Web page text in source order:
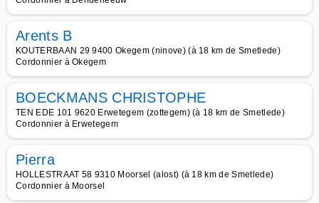
Arents B
KOUTERBAAN 29 9400 Okegem (ninove) (à 18 km de Smetlede)
Cordonnier à Okegem
BOECKMANS CHRISTOPHE
TEN EDE 101 9620 Erwetegem (zottegem) (à 18 km de Smetlede)
Cordonnier à Erwetegem
Pierra
HOLLESTRAAT 58 9310 Moorsel (alost) (à 18 km de Smetlede)
Cordonnier à Moorsel